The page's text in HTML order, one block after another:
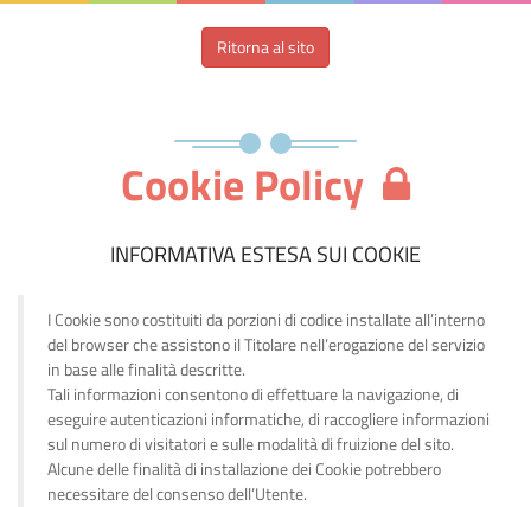
Ritorna al sito
Cookie Policy
INFORMATIVA ESTESA SUI COOKIE
I Cookie sono costituiti da porzioni di codice installate all’interno
del browser che assistono il Titolare nell’erogazione del servizio
in base alle finalità descritte.
Tali informazioni consentono di effettuare la navigazione, di
eseguire autenticazioni informatiche, di raccogliere informazioni
sul numero di visitatori e sulle modalità di fruizione del sito.
Alcune delle finalità di installazione dei Cookie potrebbero
necessitare del consenso dell’Utente.